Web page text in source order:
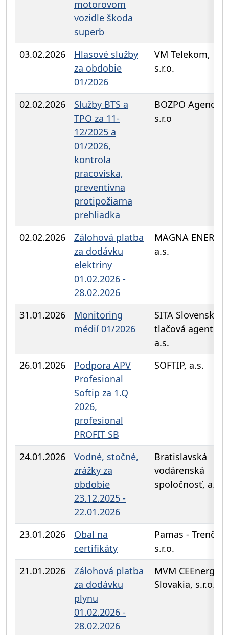
motorovom
vozidle škoda
superb
03.02.2026
Hlasové služby
za obdobie
01/2026
VM Telekom,
s.r.o.
02.02.2026
Služby BTS a
TPO za 11-
12/2025 a
01/2026,
kontrola
pracoviska,
preventívna
protipožiarna
prehliadka
BOZPO Agency
s.r.o
02.02.2026
Zálohová platba
za dodávku
elektriny
01.02.2026 -
28.02.2026
MAGNA
a.s.
31.01.2026
Monitoring
médií 01/2026
SITA Slovenská
tlačová agentúra
a.s.
26.01.2026
Podpora APV
Profesional
Softip za 1.Q
2026,
profesional
PROFIT SB
SOFTIP, a.s.
24.01.2026
Vodné, stočné,
zrážky za
obdobie
23.12.2025 -
22.01.2026
Bratislavská
vodárenská
spoločnosť, a.s.
23.01.2026
Obal na
certifikáty
Pamas - Trenčín,
s.r.o.
21.01.2026
Zálohová platba
za dodávku
plynu
01.02.2026 -
28.02.2026
MVM CEEnergy
Slovakia, s.r.o.